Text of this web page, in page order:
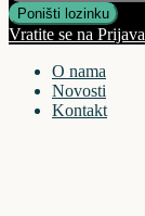
Poništi lozinku
Vratite se na Prijava
O nama
Novosti
Kontakt